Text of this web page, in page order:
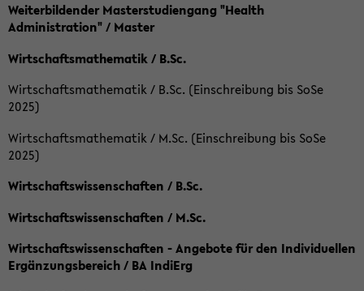
Weiterbildender Masterstudiengang "Health
Administration" / Master
Wirtschaftsmathematik / B.Sc.
Wirtschaftsmathematik / B.Sc. (Einschreibung bis SoSe
2025)
Wirtschaftsmathematik / M.Sc. (Einschreibung bis SoSe
2025)
Wirtschaftswissenschaften / B.Sc.
Wirtschaftswissenschaften / M.Sc.
Wirtschaftswissenschaften - Angebote für den Individuellen
Ergänzungsbereich / BA IndiErg